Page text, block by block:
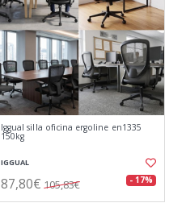
Iggual silla oficina ergoline en1335
150kg
IGGUAL
87,80€ 105,83€ - 17%